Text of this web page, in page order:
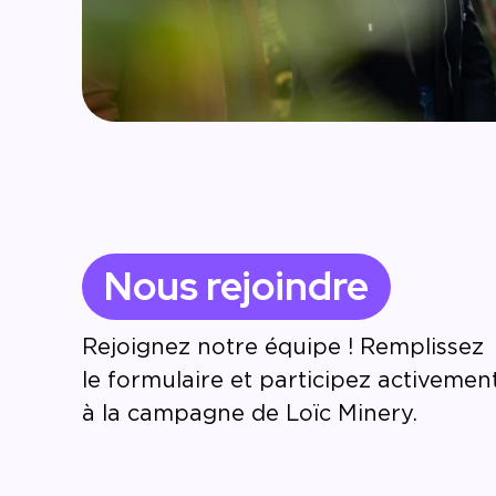
Nous rejoindre
Rejoignez notre équipe ! Remplissez
le formulaire et participez
à la campagne de Loïc Minery.